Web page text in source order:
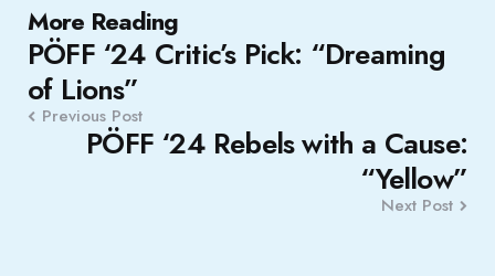
More Reading
Post
navigation
PÖFF ‘24 Critic’s Pick: “Dreaming
of Lions”
Previous Post
PÖFF ‘24 Rebels with a Cause:
“Yellow”
Next Post